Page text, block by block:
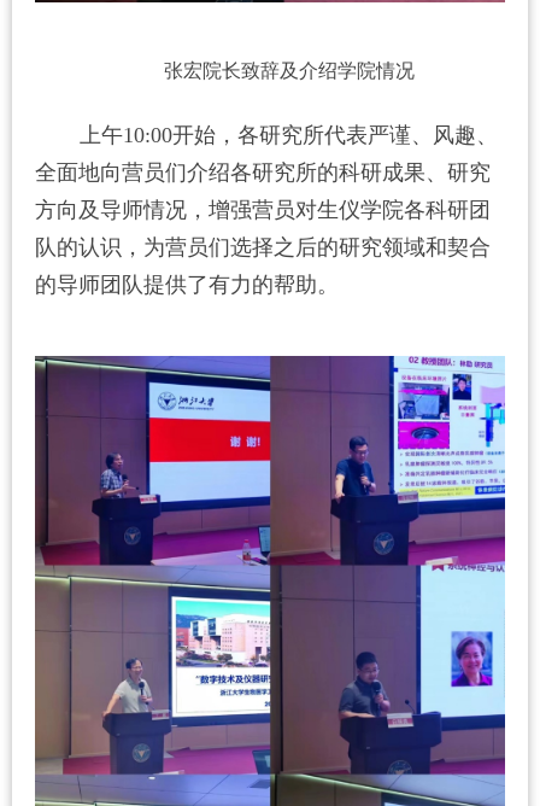
张宏院长致辞及介绍学院情况
上午10:00开始，各研究所代表严谨、风趣、
全面地向营员们介绍各研究所的科研成果、研究
方向及导师情况，增强营员对生仪学院各科研团
队的认识，为营员们选择之后的研究领域和契合
的导师团队提供了有力的帮助。